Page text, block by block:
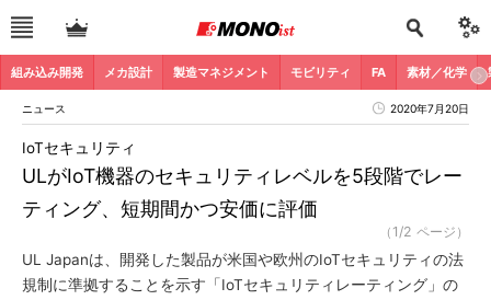
組み込み開発 メカ設計 製造マネジメント モビリティ FA 素材／化学
ニュース 2020年7月20日
ULがIoT機器のセキュリティレベルを5段階でレー
ティング、短期間かつ安価に評価
IoTセキュリティ
（1/2 ページ）
UL Japanは、開発した製品が米国や欧州のIoTセキュリティの法
規制に準拠することを示す「IoTセキュリティレーティング」の